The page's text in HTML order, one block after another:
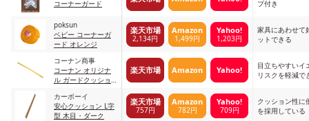
コーナーガード プ付き
poksun
ベビー コーナーガ
ード オレンジ
楽天市場
2,134円
Amazon
1,499円
Yahoo!
1,203円
家具にあわせて
ットできる
コーナン商事
コーナン オリジナ
ル ガードクッショ
4522831638758
楽天市場 Amazon Yahoo!
目立ちやすいイ
リスクを軽減で
カーボーイ
安心クッション L字
型 木目・ダーク
楽天市場
757円
Amazon
782円
Yahoo!
709円
クッション性に
を採用している